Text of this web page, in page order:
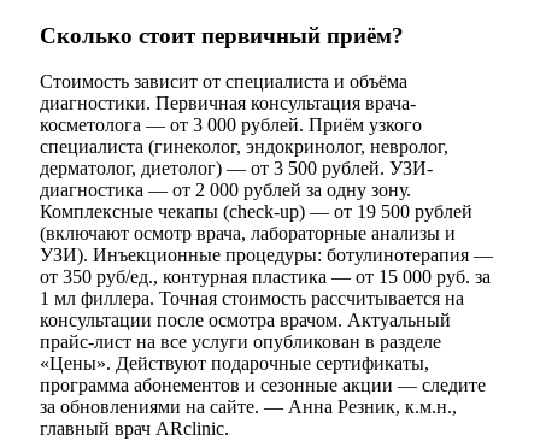
Сколько стоит первичный приём?
Стоимость зависит от специалиста и объёма
диагностики. Первичная консультация врача-
косметолога — от 3 000 рублей. Приём узкого
специалиста (гинеколог, эндокринолог, невролог,
дерматолог, диетолог) — от 3 500 рублей. УЗИ-
диагностика — от 2 000 рублей за одну зону.
Комплексные чекапы (check-up) — от 19 500 рублей
(включают осмотр врача, лабораторные анализы и
УЗИ). Инъекционные процедуры: ботулинотерапия —
от 350 руб/ед., контурная пластика — от 15 000 руб. за
1 мл филлера. Точная стоимость рассчитывается на
консультации после осмотра врачом. Актуальный
прайс-лист на все услуги опубликован в разделе
«Цены». Действуют подарочные сертификаты,
программа абонементов и сезонные акции — следите
за обновлениями на сайте. — Анна Резник, к.м.н.,
главный врач ARclinic.